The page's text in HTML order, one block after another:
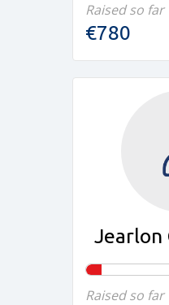
Raised so far
€780
Jearlon
Raised so far